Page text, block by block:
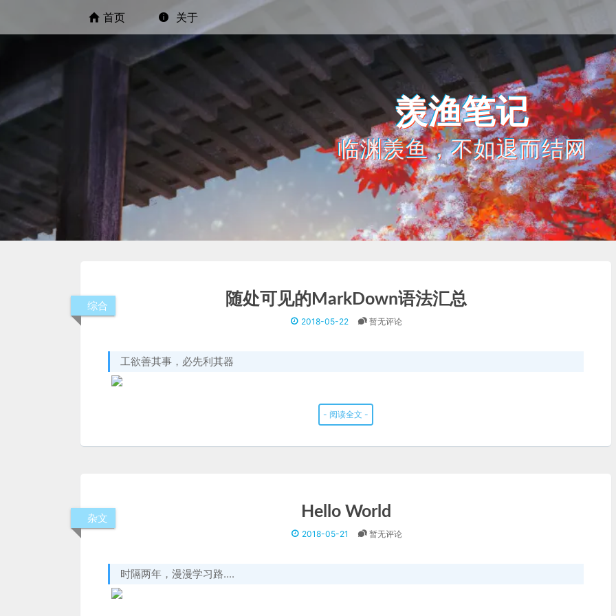
首页 关于
羡渔笔记
临渊羡鱼，不如退而结网
综合 随处可见的MarkDown语法汇总
2018-05-22 暂无评论
工欲善其事，必先利其器
- 阅读全文 -
杂文 Hello World
2018-05-21 暂无评论
时隔两年，漫漫学习路....